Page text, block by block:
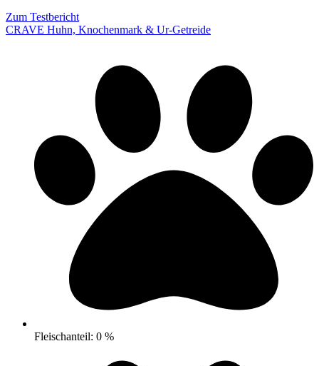
Zum Testbericht
CRAVE Huhn, Knochenmark & Ur-Getreide
Fleischanteil: 0 %